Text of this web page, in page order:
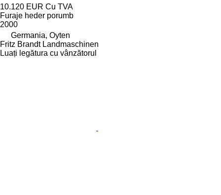
10.120 EUR Cu TVA
Furaje heder porumb
2000
Germania, Oyten
Fritz Brandt Landmaschinen
Luați legătura cu vânzătorul